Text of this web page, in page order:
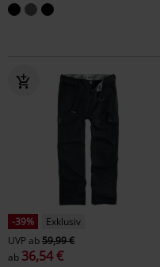
-39%
Exklusiv
UVPab59,99 €
ab 36,54 €